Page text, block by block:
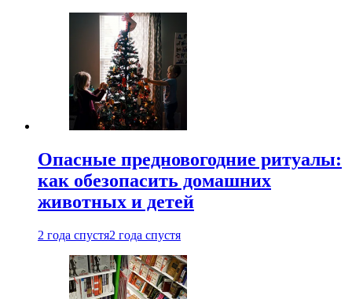
Опасные предновогодние ритуалы:
как обезопасить домашних
животных и детей
2 года спустя2 года спустя